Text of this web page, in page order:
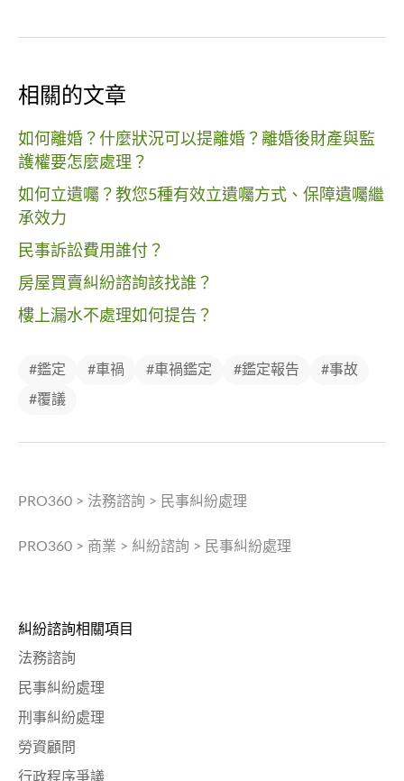
相關的文章
如何離婚？什麼狀況可以提離婚？離婚後財產與監
護權要怎麼處理？
如何立遺囑？教您5種有效立遺囑方式、保障遺囑繼
承效力
民事訴訟費用誰付？
房屋買賣糾紛諮詢該找誰？
樓上漏水不處理如何提告？
#鑑定 #車禍 #車禍鑑定 #鑑定報告 #事故
#覆議
PRO360 > 法務諮詢 > 民事糾紛處理
PRO360 > 商業 > 糾紛諮詢 > 民事糾紛處理
糾紛諮詢相關項目
法務諮詢
民事糾紛處理
刑事糾紛處理
勞資顧問
行政程序爭議